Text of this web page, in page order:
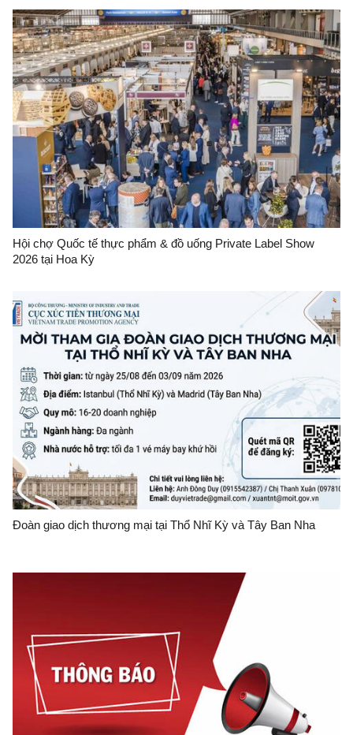
Hội chợ Quốc tế thực phẩm & đồ uống Private Label Show
2026 tại Hoa Kỳ
Đoàn giao dịch thương mại tại Thổ Nhĩ Kỳ và Tây Ban Nha